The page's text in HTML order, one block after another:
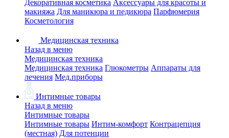
Декоративная косметика Аксессуары для красоты и
макияжа Для маникюра и педикюра Парфюмерия
Косметология
Медицинская техника
Назад в меню
Медицинская техника
Медицинская техника Глюкометры Аппараты для
лечения Мед.приборы
Интимные товары
Назад в меню
Интимные товары
Интимные товары Интим-комфорт Контрацепция
(местная) Для потенции